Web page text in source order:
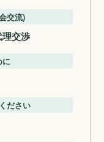
交流)
交渉
に
ださい